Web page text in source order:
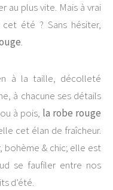
au plus vite. Mais à vrai
été ? Sans hésiter,
.
à la taille, décolleté
à chacune ses détails
à pois, la robe rouge
cet élan de fraîcheur.
bohème & chic; elle est
se faufiler entre nos
d’été.